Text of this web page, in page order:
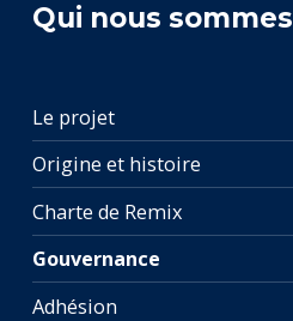
Qui nous sommes
Le projet
Origine et histoire
Charte de Remix
Gouvernance
Adhésion